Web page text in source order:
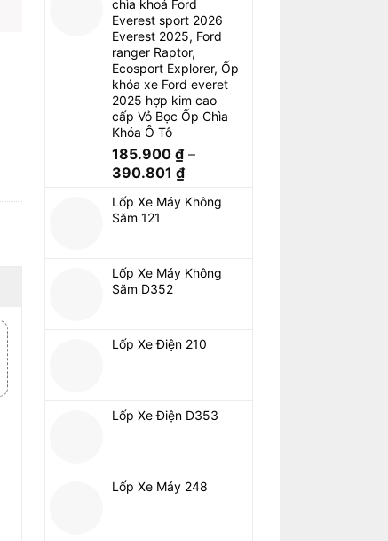
chìa khoá Ford
Everest sport 2026
Everest 2025, Ford
ranger Raptor,
Ecosport Explorer, Ốp
khóa xe Ford everet
2025 hợp kim cao
cấp Vỏ Bọc Ốp Chìa
Khóa Ô Tô
185.900 ₫ –
390.801 ₫
Lốp Xe Máy Không
Săm 121
Lốp Xe Máy Không
Săm D352
Lốp Xe Điện 210
Lốp Xe Điện D353
Lốp Xe Máy 248